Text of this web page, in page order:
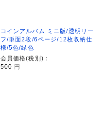
コインアルバム ミニ版/透明リー
フ/単面2段/6ページ/12枚収納仕
様/5色/緑色
会員価格(税別)：
500 円